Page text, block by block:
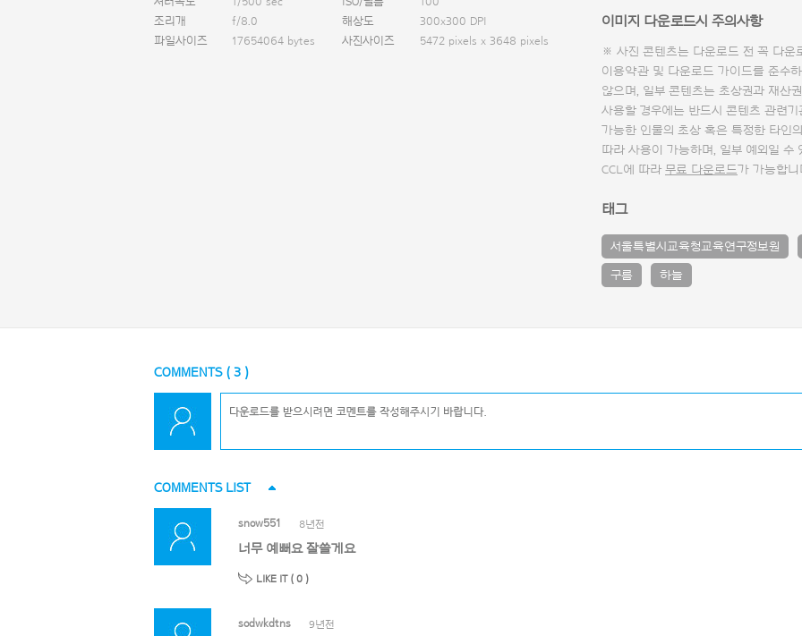
조리개
f/8.0 해상도
300x300 DPI
파일사이즈
17654064 bytes 사진사이즈 5472 pixels x 3648 pixels
이미지 다운로드시 주의사항
※ 사진 콘텐츠는 다운로드 전 꼭 다운
이용약관 및 다운로드 가이드를 준수
않으며, 일부 콘텐츠는 초상권과 재산
사용할 경우에는 반드시 콘텐츠 관련
가능한 인물의 초상 혹은 특정한 타인
따라 사용이 가능하며, 일부 예외일
CCL에 따라 무료 다운로드가 가능합니
태그
서울특별시교육청교육연구정보원
구름 하늘
COMMENTS ( 3 )
COMMENTS LIST
snow551 8년전
너무 예뻐요 잘쓸게요
LIKE IT ( 0 )
sodwkdtns 9년전